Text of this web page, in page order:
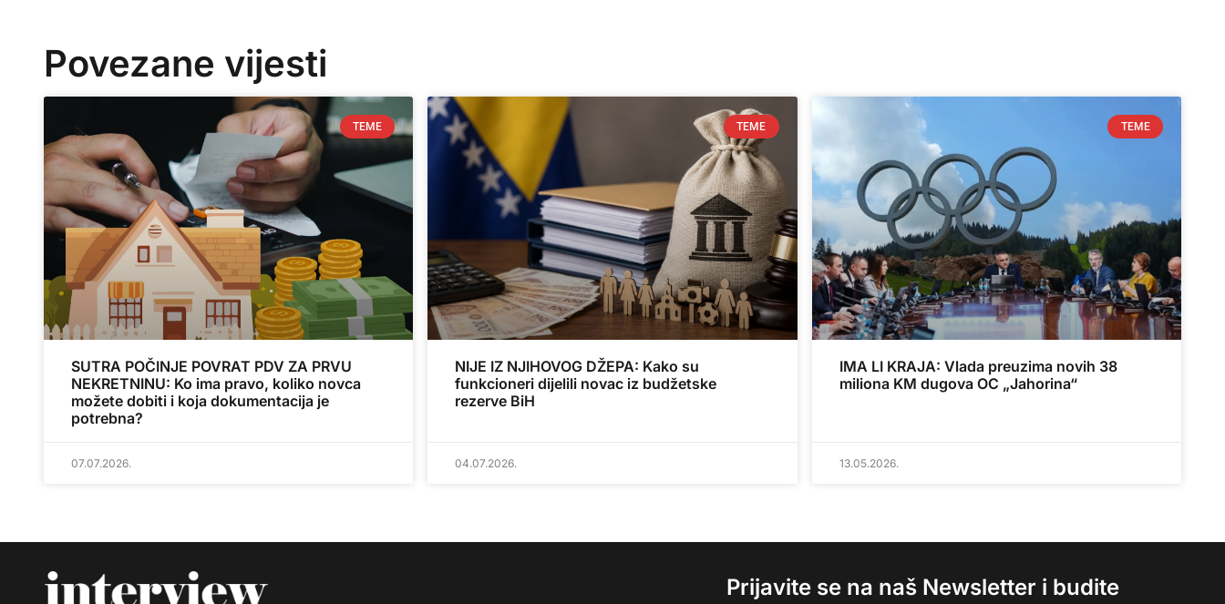
Povezane vijesti
TEME
SUTRA POČINJE POVRAT PDV ZA PRVU
NEKRETNINU: Ko ima pravo, koliko novca
možete dobiti i koja dokumentacija je
potrebna?
07.07.2026.
TEME
NIJE IZ NJIHOVOG DŽEPA: Kako su
funkcioneri dijelili novac iz budžetske
rezerve BiH
04.07.2026.
TEME
IMA LI KRAJA: Vlada preuzima novih 38
miliona KM dugova OC „Jahorina“
13.05.2026.
Prijavite se na naš Newsletter i budite